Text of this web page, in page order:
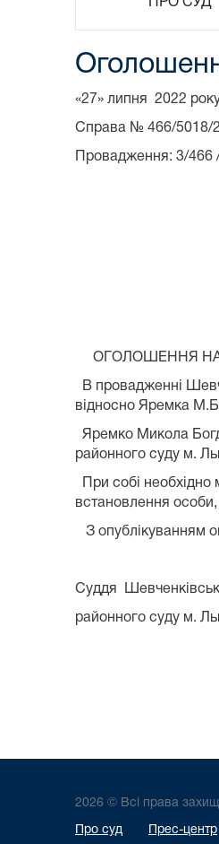
ПРО СУД
«27» липня 2022
Справа № 466/5018/
Провадження: 3/466
Особа, яка
Львівська
ОГОЛОШЕННЯ НА
В провадженні
відносно Яремка
Яремко Микола
районного суду м.
При собі необхідно
встановлення особи,
З опублікуванням
Суддя
2026 © Всі права
Про суд Прес-центр